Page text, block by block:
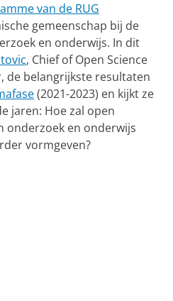
van de RUG
gemeenschap bij de
en onderwijs. In dit
, Chief of Open Science
de belangrijkste resultaten
(2021-2023) en kijkt ze
jaren: Hoe zal open
onderzoek en onderwijs
vormgeven?